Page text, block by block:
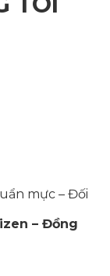
mực – Đối
– Đồng